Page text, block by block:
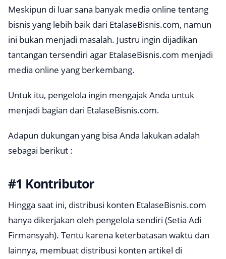
Meskipun di luar sana banyak media online tentang
bisnis yang lebih baik dari EtalaseBisnis.com, namun
ini bukan menjadi masalah. Justru ingin dijadikan
tantangan tersendiri agar EtalaseBisnis.com menjadi
media online yang berkembang.
Untuk itu, pengelola ingin mengajak Anda untuk
menjadi bagian dari EtalaseBisnis.com.
Adapun dukungan yang bisa Anda lakukan adalah
sebagai berikut :
#1 Kontributor
Hingga saat ini, distribusi konten EtalaseBisnis.com
hanya dikerjakan oleh pengelola sendiri (Setia Adi
Firmansyah). Tentu karena keterbatasan waktu dan
lainnya, membuat distribusi konten artikel di